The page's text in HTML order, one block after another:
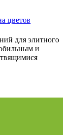
цветов
для элитного
и